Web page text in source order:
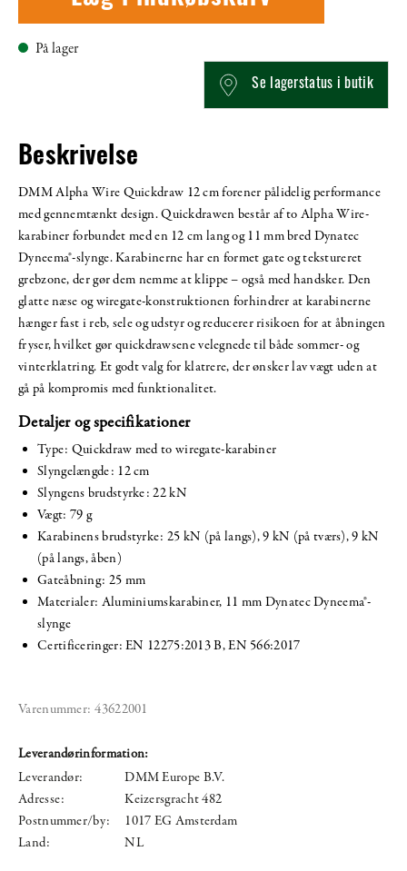
På lager
Se lagerstatus i butik
Beskrivelse
DMM Alpha Wire Quickdraw 12 cm forener pålidelig performance
med gennemtænkt design. Quickdrawen består af to Alpha Wire-
karabiner forbundet med en 12 cm lang og 11 mm bred Dynatec
Dyneema®-slynge. Karabinerne har en formet gate og tekstureret
grebzone, der gør dem nemme at klippe – også med handsker. Den
glatte næse og wiregate-konstruktionen forhindrer at karabinerne
hænger fast i reb, sele og udstyr og reducerer risikoen for at åbningen
fryser, hvilket gør quickdrawsene velegnede til både sommer- og
vinterklatring. Et godt valg for klatrere, der ønsker lav vægt uden at
gå på kompromis med funktionalitet.
Detaljer og specifikationer
Type: Quickdraw med to wiregate-karabiner
Slyngelængde: 12 cm
Slyngens brudstyrke: 22 kN
Vægt: 79 g
Karabinens brudstyrke: 25 kN (på langs), 9 kN (på tværs), 9 kN
(på langs, åben)
Gateåbning: 25 mm
Materialer: Aluminiumskarabiner, 11 mm Dynatec Dyneema®-
slynge
Certificeringer: EN 12275:2013 B, EN 566:2017
Varenummer: 43622001
Leverandørinformation:
Leverandør:
DMM Europe B.V.
Adresse:
Keizersgracht 482
Postnummer/by:
1017 EG Amsterdam
Land:
NL